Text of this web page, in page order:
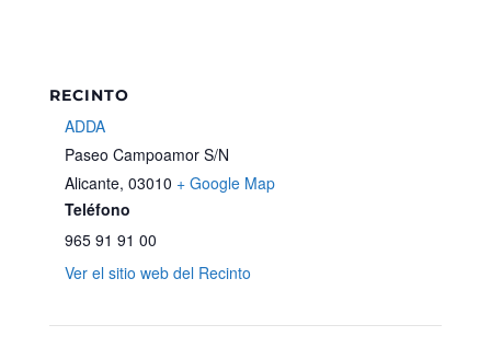
RECINTO
ADDA
Paseo Campoamor S/N
Alicante, 03010 + Google Map
Teléfono
965 91 91 00
Ver el sitio web del Recinto